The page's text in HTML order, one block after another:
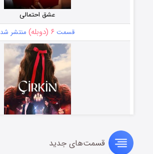
عشق احتمالی
قسمت ۶ (دوبله) منتشر شد
سریال زشتقسمت‌های جدید